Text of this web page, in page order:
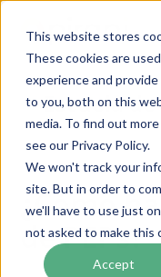
This website stores
These cookies are
experience and
to you, both on this
media. To find out
see our Privacy Policy.
We won't track your
site. But in order to
we'll have to use just
not asked to make this
Accept
Escuela
¿Cómo
de PEPs?